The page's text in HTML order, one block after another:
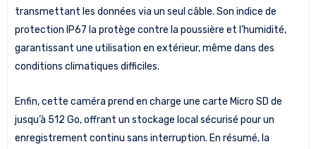
transmettant les données via un seul câble. Son indice de
protection IP67 la protège contre la poussière et l’humidité,
garantissant une utilisation en extérieur, même dans des
conditions climatiques difficiles.
Enfin, cette caméra prend en charge une carte Micro SD de
jusqu’à 512 Go, offrant un stockage local sécurisé pour un
enregistrement continu sans interruption. En résumé, la